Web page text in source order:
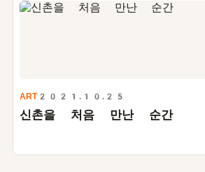
ART2021.10.25
신촌을 처음 만난 순간